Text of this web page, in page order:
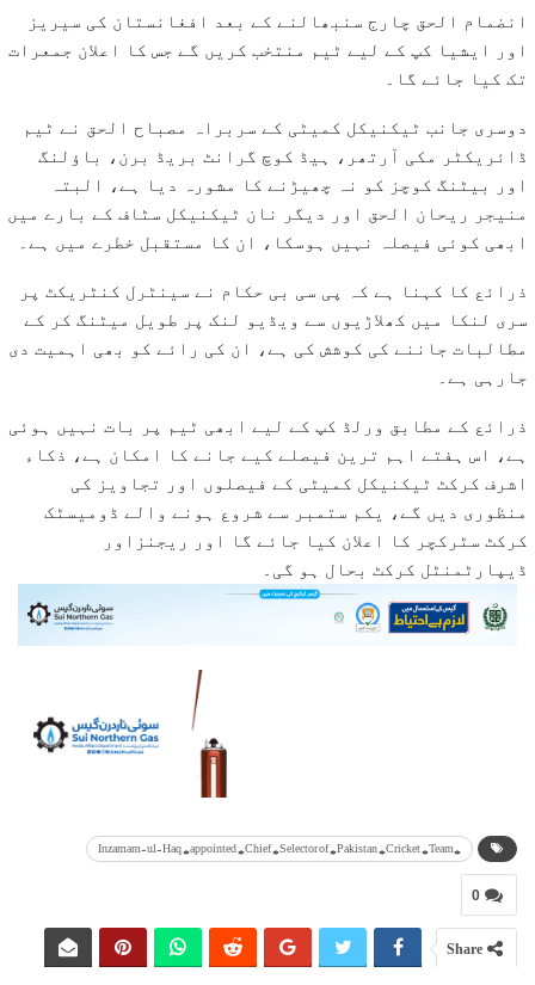
انضمام الحق چارج سنبھالنے کے بعد افغانستان کی سیریز
اور ایشیا کپ کے لیے ٹیم منتخب کریں گے جس کا اعلان جمعرات
تک کیا جائے گا۔
دوسری جانب ٹیکنیکل کمیٹی کے سربراہ مصباح الحق نے ٹیم
ڈائریکٹر مکی آرتھر، ہیڈ کوچ گرانٹ بریڈ برن، باؤلنگ
اور بیٹنگ کوچز کو نہ چھیڑنے کا مشورہ دیا ہے، البتہ
منیجر ریحان الحق اور دیگر نان ٹیکنیکل سٹاف کے بارے میں
ابھی کوئی فیصلہ نہیں ہوسکا، ان کا مستقبل خطرے میں ہے۔
ذرائع کا کہنا ہے کہ پی سی بی حکام نے سینٹرل کنٹریکٹ پر
سری لنکا میں کھلاڑیوں سے ویڈیو لنک پر طویل میٹنگ کر کے
مطالبات جاننے کی کوشش کی ہے، ان کی رائے کو بھی اہمیت دی
جارہی ہے۔
ذرائع کے مطابق ورلڈ کپ کے لیے ابھی ٹیم پر بات نہیں ہوئی
ہے، اس ہفتے اہم ترین فیصلے کیے جانے کا امکان ہے، ذکاء
اشرف کرکٹ ٹیکنیکل کمیٹی کے فیصلوں اور تجاویز کی
منظوری دیں گے، یکم ستمبر سے شروع ہونے والے ڈومیسٹک
کرکٹ سٹرکچر کا اعلان کیا جائے گا اور ریجنزاور
ڈیپارٹمنٹل کرکٹ بحال ہو گی۔
#Inzamam-ul-Haq #appointed #Chief #Selector of #Pakistan #Cricket #Team
0
Share